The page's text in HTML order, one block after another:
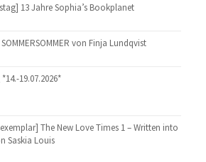
13 Jahre Sophia’s Bookplanet
von Finja Lundqvist
19.07.2026*
The New Love Times 1 – Written into
Saskia Louis